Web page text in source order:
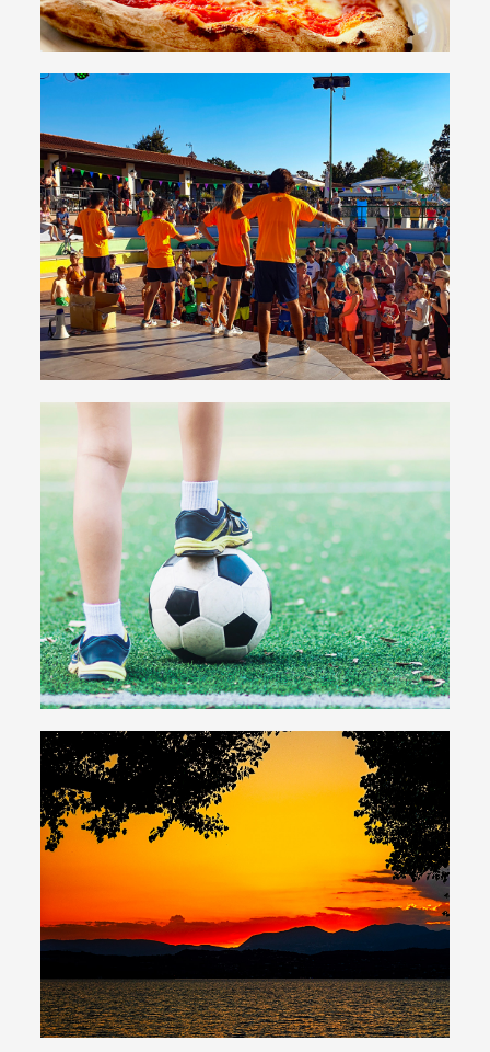
Animation
Verschiedene Veranstaltungen und
Unterhaltungsmöglichkeiten für Erwachsene und
Kinder
Gute Unterhaltung!
Sport & Fitness
Plätze für Fußball, Kleinfeld-Fußball,
Beachvolleyball, Tennis, Basketball... auch wer den
Sport liebt, kommt hier auf seine Kosten!
Mehr zu den Möglichkeiten
Strand
Sonnenuntergänge, Sport und
Entspannung